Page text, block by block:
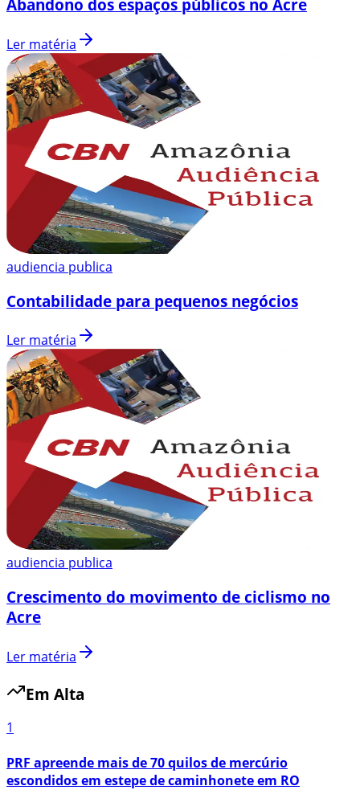
Abandono dos espaços públicos no Acre
Ler matéria
audiencia publica
Contabilidade para pequenos negócios
Ler matéria
audiencia publica
Crescimento do movimento de ciclismo no
Acre
Ler matéria
Em Alta
1
PRF apreende mais de 70 quilos de mercúrio
escondidos em estepe de caminhonete em RO